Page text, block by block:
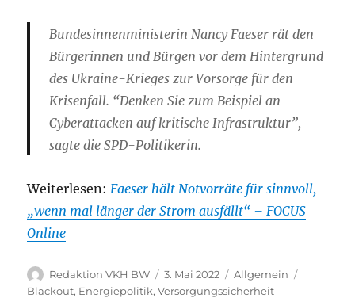
Bundesinnenministerin Nancy Faeser rät den
Bürgerinnen und Bürgen vor dem Hintergrund
des Ukraine-Krieges zur Vorsorge für den
Krisenfall. “Denken Sie zum Beispiel an
Cyberattacken auf kritische Infrastruktur”,
sagte die SPD-Politikerin.
Weiterlesen: Faeser hält Notvorräte für sinnvoll,
„wenn mal länger der Strom ausfällt“ – FOCUS
Online
Autor
Redaktion VKH BW
Veröffentlicht
am
3. Mai 2022 Kategorien
Allgemein
Blackout, Energiepolitik,Versorgungssicherheit